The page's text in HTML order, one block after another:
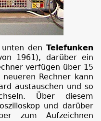
den Telefunken
1961), darüber ein
verfügen über 15
Rechner kann
austauschen und so
Über diesem
und darüber
zum Aufzeichnen